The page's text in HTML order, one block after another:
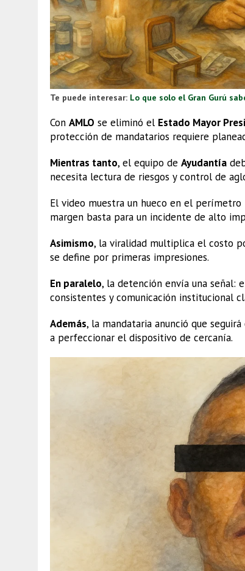
Te puede interesar: Lo que solo el Gran Gurú
Con AMLO se eliminó el Estado Mayor
protección de mandatarios requiere
Mientras tanto, el equipo de Ayudantía
necesita lectura de riesgos y control de
El video muestra un hueco en el perímetro
margen basta para un incidente de alto
Asimismo, la viralidad multiplica el costo
se define por primeras impresiones.
En paralelo, la detención envía una señal:
consistentes y comunicación institucional
Además, la mandataria anunció que
a perfeccionar el dispositivo de cercanía.